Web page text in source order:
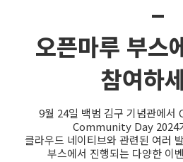
–
오픈마루 부스
참여하
9월 24일 백범 김구 기념관에
Community Day 2024
클라우드 네이티브와 관련된 여러
부스에서 진행되는 다양한 이